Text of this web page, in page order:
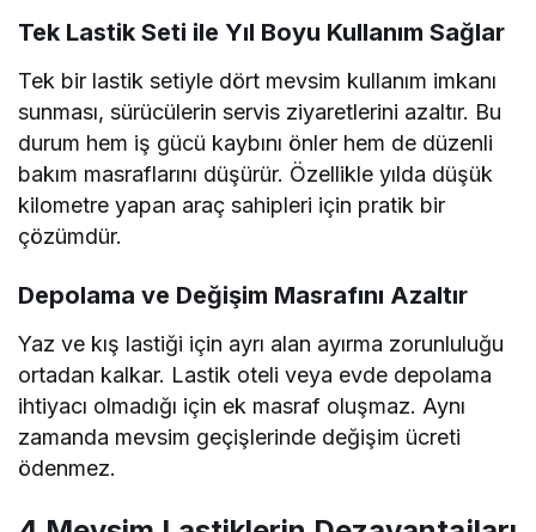
Tek Lastik Seti ile Yıl Boyu Kullanım Sağlar
Tek bir lastik setiyle dört mevsim kullanım imkanı
sunması, sürücülerin servis ziyaretlerini azaltır. Bu
durum hem iş gücü kaybını önler hem de düzenli
bakım masraflarını düşürür. Özellikle yılda düşük
kilometre yapan araç sahipleri için pratik bir
çözümdür.
Depolama ve Değişim Masrafını Azaltır
Yaz ve kış lastiği için ayrı alan ayırma zorunluluğu
ortadan kalkar. Lastik oteli veya evde depolama
ihtiyacı olmadığı için ek masraf oluşmaz. Aynı
zamanda mevsim geçişlerinde değişim ücreti
ödenmez.